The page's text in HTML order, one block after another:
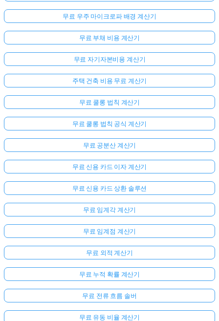
무료 우주 마이크로파 배경 계산기
무료 부채 비용 계산기
무료 자기자본비용 계산기
주택 건축 비용 무료 계산기
무료 쿨롱 법칙 계산기
무료 쿨롱 법칙 공식 계산기
무료 공분산 계산기
무료 신용 카드 이자 계산기
무료 신용 카드 상환 솔루션
무료 임계각 계산기
무료 임계점 계산기
무료 외적 계산기
무료 누적 확률 계산기
무료 전류 흐름 솔버
무료 유동 비율 계산기